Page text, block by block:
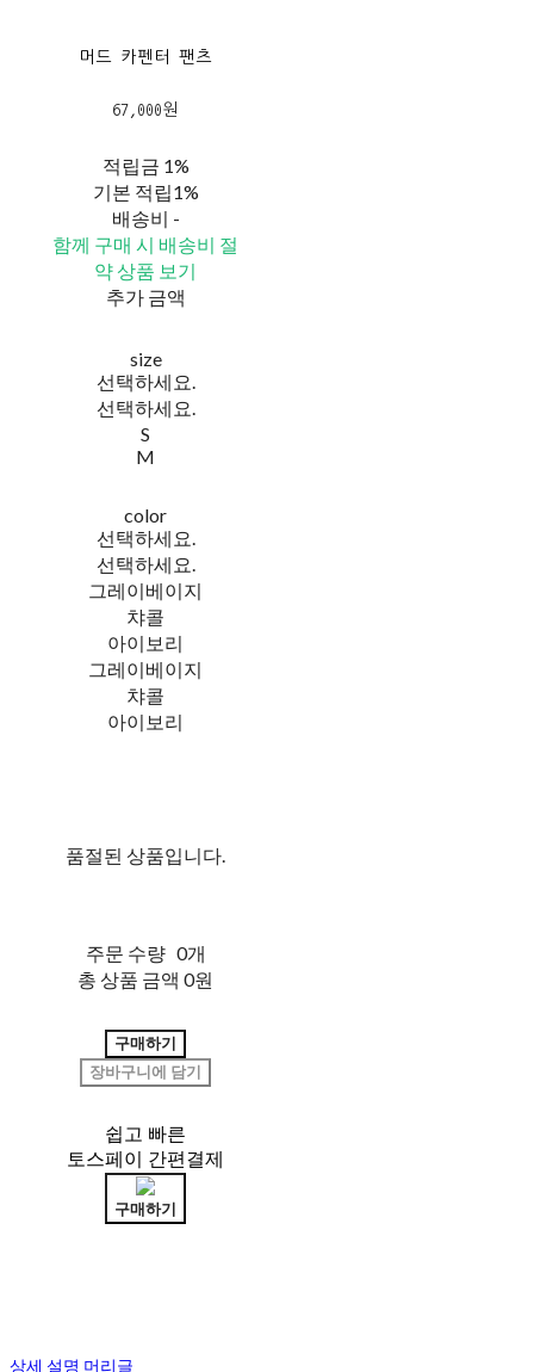
머드 카펜터 팬츠
67,000원
적립금 1%
기본 적립1%
배송비 -
함께 구매 시 배송비 절
약 상품 보기
추가 금액
size
선택하세요.
선택하세요.
S
M
color
선택하세요.
선택하세요.
그레이베이지
챠콜
아이보리
그레이베이지
챠콜
아이보리
품절된 상품입니다.
주문 수량 0개
총 상품 금액 0원
구매하기
장바구니에 담기
쉽고 빠른
토스페이 간편결제
구매하기
상세 설명 머리글